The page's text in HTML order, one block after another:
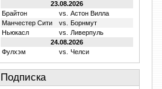
23.08.2026
Брайтон
vs.
Астон Вилла
Манчестер Сити
vs.
Борнмут
Ньюкасл
vs.
Ливерпуль
24.08.2026
Фулхэм
vs. Челси
Подписка